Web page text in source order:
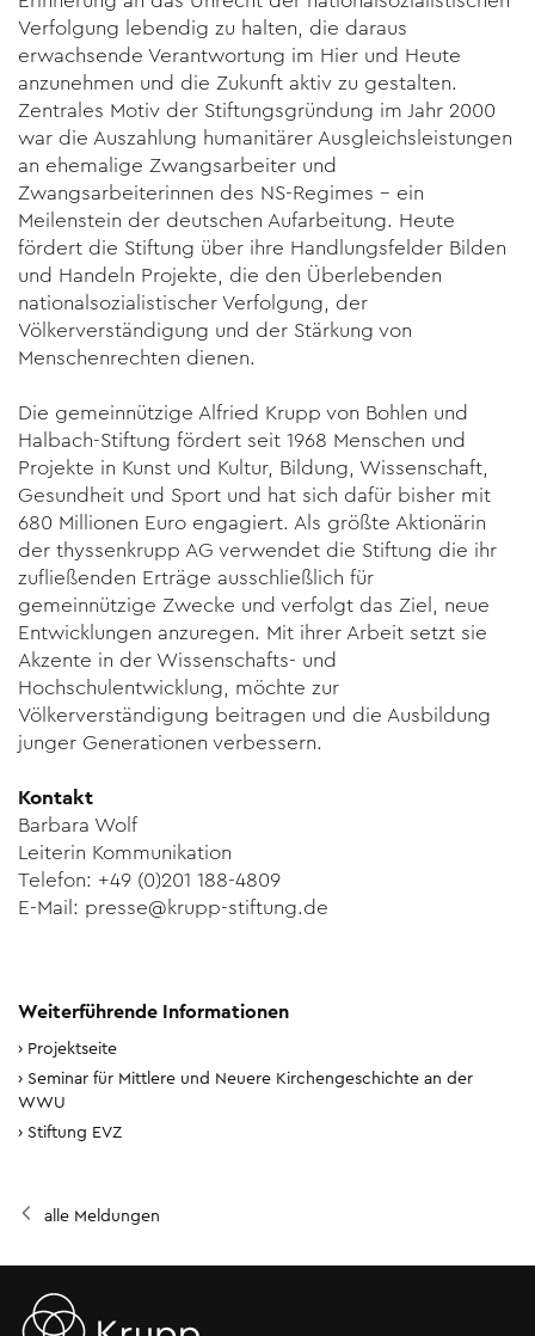
Verfolgung lebendig zu halten, die daraus
erwachsende Verantwortung im Hier und Heute
anzunehmen und die Zukunft aktiv zu gestalten.
Zentrales Motiv der Stiftungsgründung im Jahr 2000
war die Auszahlung humanitärer Ausgleichsleistungen
an ehemalige Zwangsarbeiter und
Zwangsarbeiterinnen des NS-Regimes – ein
Meilenstein der deutschen Aufarbeitung. Heute
fördert die Stiftung über ihre Handlungsfelder Bilden
und Handeln Projekte, die den Überlebenden
nationalsozialistischer Verfolgung, der
Völkerverständigung und der Stärkung von
Menschenrechten dienen.
Die gemeinnützige Alfried Krupp von Bohlen und
Halbach-Stiftung fördert seit 1968 Menschen und
Projekte in Kunst und Kultur, Bildung, Wissenschaft,
Gesundheit und Sport und hat sich dafür bisher mit
680 Millionen Euro engagiert. Als größte Aktionärin
der thyssenkrupp AG verwendet die Stiftung die ihr
zufließenden Erträge ausschließlich für
gemeinnützige Zwecke und verfolgt das Ziel, neue
Entwicklungen anzuregen. Mit ihrer Arbeit setzt sie
Akzente in der Wissenschafts- und
Hochschulentwicklung, möchte zur
Völkerverständigung beitragen und die Ausbildung
junger Generationen verbessern.
Kontakt
Barbara Wolf
Leiterin Kommunikation
Telefon: +49 (0)201 188-4809
E-Mail: presse@krupp-stiftung.de
Weiterführende Informationen
Projektseite
Seminar für Mittlere und Neuere Kirchengeschichte an der
WWU
Stiftung EVZ
alle Meldungen